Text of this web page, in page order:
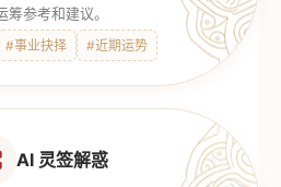
参考和建议。
#事业抉择 #近期运势
AI 灵签解惑